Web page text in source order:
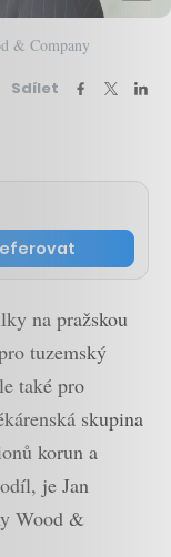
& Company
Sdílet
na pražskou
tuzemský
také pro
skupina
korun a
je Jan
Wood &